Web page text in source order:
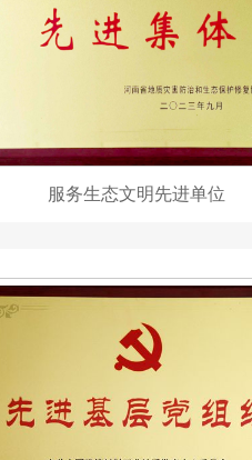
服务生态文明先进单位